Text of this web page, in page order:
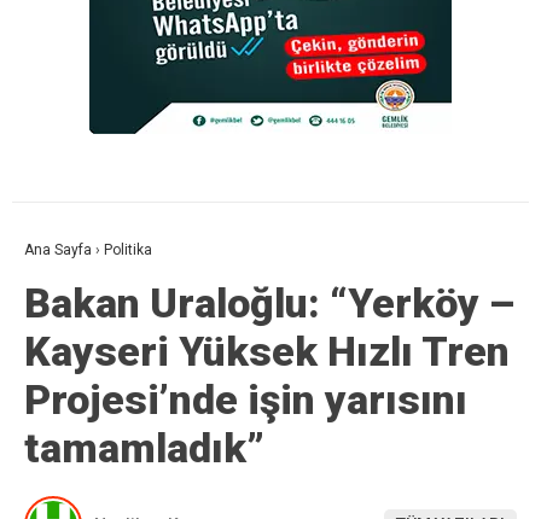
Ana Sayfa › Politika
Bakan Uraloğlu: “Yerköy –
Kayseri Yüksek Hızlı Tren
Projesi’nde işin yarısını
tamamladık”